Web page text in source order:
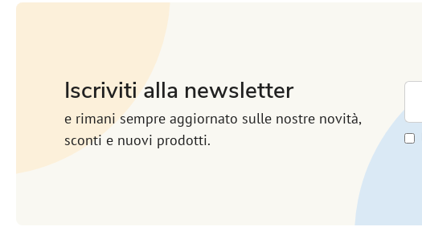
Iscriviti alla newsletter
e rimani sempre aggiornato sulle nostre novità,
sconti e nuovi prodotti.